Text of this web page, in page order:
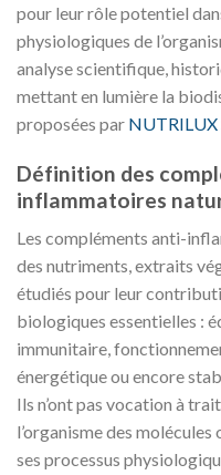
pour leur rôle potentiel
physiologiques de
analyse scientifique,
mettant en lumière la
proposées par NUTRILUX
Définition des
inflammatoires
Les compléments anti-
des nutriments, extraits
étudiés pour leur
biologiques essentielles :
immunitaire,
énergétique ou encore
Ils n’ont pas vocation à
l’organisme des
ses processus